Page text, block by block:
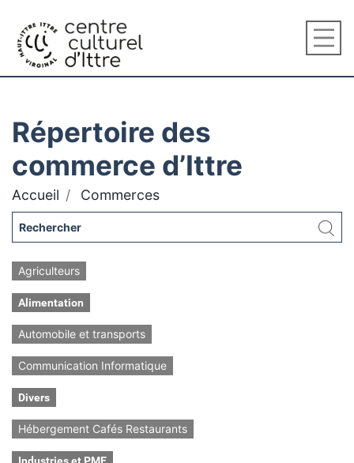
Répertoire des
commerce d’Ittre
Accueil Commerces
Agriculteurs
Alimentation
Automobile et transports
Communication Informatique
Divers
Hébergement Cafés Restaurants